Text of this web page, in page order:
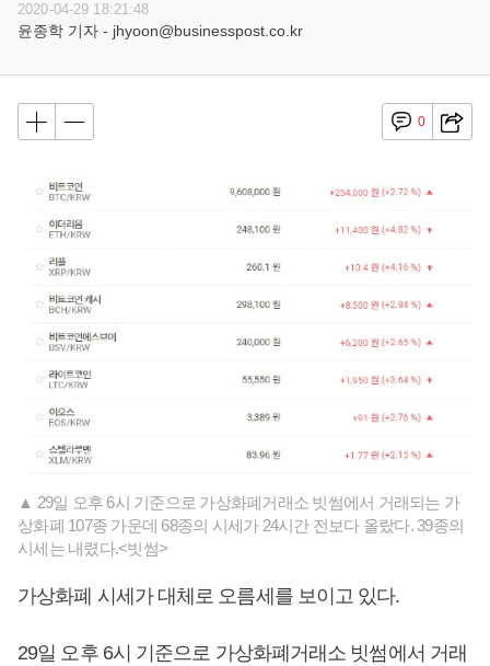
2020-04-29 18:21:48
윤종학 기자 - jhyoon@businesspost.co.kr
0
▲ 29일 오후 6시 기준으로 가상화폐거래소 빗썸에서 거래되는 가
상화폐 107종 가운데 68종의 시세가 24시간 전보다 올랐다. 39종의
시세는 내렸다.<빗썸>
가상화폐 시세가 대체로 오름세를 보이고 있다.
29일 오후 6시 기준으로 가상화폐거래소 빗썸에서 거래